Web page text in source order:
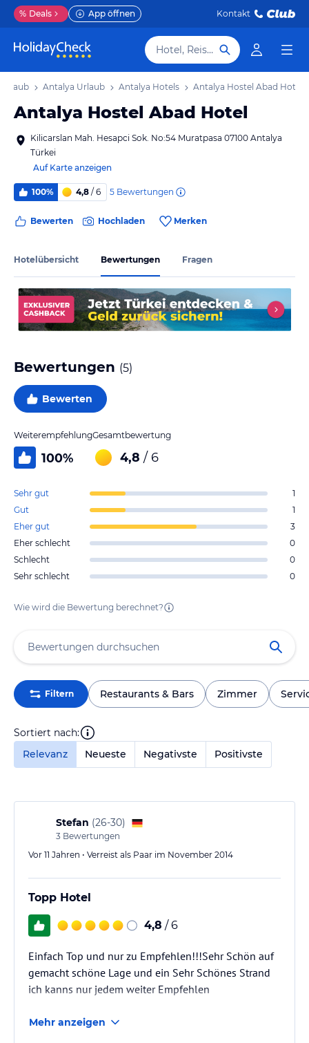
% Deals App öffnen Kontakt
Hotel, Reiseziel
Antalya Urlaub Antalya Hotels Antalya Hostel Abad Hotel
Antalya Hostel Abad Hotel
Kilicarslan Mah. Hesapci Sok. No:54 Muratpasa 07100 Antalya
Türkei
Auf Karte anzeigen
100% 4,8 / 6 5 Bewertungen
Bewerten Hochladen Merken
Hotelübersicht Bewertungen Fragen
Bewertungen (5)
Bewerten
Weiterempfehlung
100%
Gesamtbewertung
4,8 / 6
Sehr gut
1
Gut
1
Eher gut
3
Eher schlecht
0
Schlecht
0
Sehr schlecht
0
Wie wird die Bewertung berechnet?
Filtern Restaurants & Bars Zimmer
Sortiert nach:
Relevanz
Neueste Negativste Positivste
Stefan (26-30)
3 Bewertungen
Vor 11 Jahren • Verreist als Paar im November 2014
Topp Hotel
4,8 / 6
Einfach Top und nur zu Empfehlen!!!Sehr Schön auf
gemacht schöne Lage und ein Sehr Schönes Strand
ich kanns nur jedem weiter Empfehlen
Mehr anzeigen